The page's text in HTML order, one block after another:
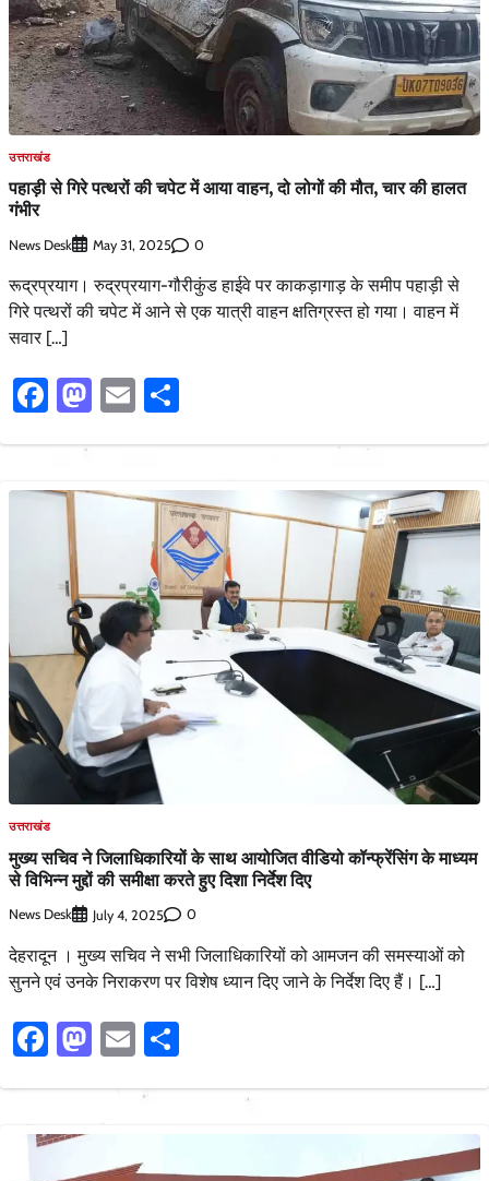
उत्तराखंड
पहाड़ी से गिरे पत्थरों की चपेट में आया वाहन, दो लोगों की मौत, चार की हालत
गंभीर
News Desk May 31, 2025 0
रूद्रप्रयाग। रुद्रप्रयाग-गौरीकुंड हाईवे पर काकड़ागाड़ के समीप पहाड़ी से
गिरे पत्थरों की चपेट में आने से एक यात्री वाहन क्षतिग्रस्त हो गया। वाहन में
सवार […]
Facebook
Mastodon
Email
उत्तराखंड
मुख्य सचिव ने जिलाधिकारियों के साथ आयोजित वीडियो कॉन्फ्रेंसिंग के माध्यम
से विभिन्न मुद्दों की समीक्षा करते हुए दिशा निर्देश दिए
News Desk July 4, 2025 0
देहरादून । मुख्य सचिव ने सभी जिलाधिकारियों को आमजन की समस्याओं को
सुनने एवं उनके निराकरण पर विशेष ध्यान दिए जाने के निर्देश दिए हैं। […]
Facebook
Mastodon
Email